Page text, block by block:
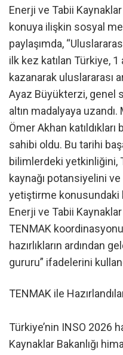
Enerji ve Tabii
konuya ilişkin sosyal
paylaşımda,
ilk kez katılan Türkiye,
kazanarak uluslararası
Ayaz Büyükterzi, genel
altın madalyaya
Ömer Akhan
sahibi oldu. Bu tarihi
bilimlerdeki yetkinliğini,
kaynağı potansiyelini
yetiştirme konusundaki
Enerji ve Tabii Kaynaklar
TENMAK
hazırlıkların ardından
gururu” ifadelerini
TENMAK ile
Türkiye’nin INSO 2026
Kaynaklar Bakanlığı